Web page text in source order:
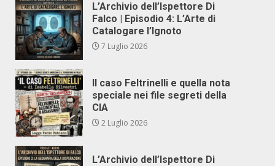
L’Archivio dell’Ispettore Di
Falco | Episodio 4: L’Arte di
Catalogare l’Ignoto
7 Luglio 2026
Il caso Feltrinelli e quella nota
speciale nei file segreti della
CIA
2 Luglio 2026
L’Archivio dell’Ispettore Di